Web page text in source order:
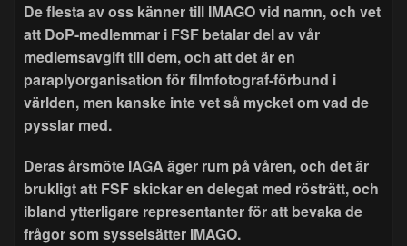
De flesta av oss känner till IMAGO vid namn, och vet
att DoP-medlemmar i FSF betalar del av vår
medlemsavgift till dem, och att det är en
paraplyorganisation för filmfotograf-förbund i
världen, men kanske inte vet så mycket om vad de
pysslar med.
Deras årsmöte IAGA äger rum på våren, och det är
brukligt att FSF skickar en delegat med rösträtt, och
ibland ytterligare representanter för att bevaka de
frågor som sysselsätter IMAGO.